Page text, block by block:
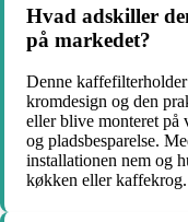
Hvad adskiller
på markedet?
Denne
kromdesign og den
eller blive monteret
og pladsbesparelse.
installationen nem og
køkken eller kaffekrog.